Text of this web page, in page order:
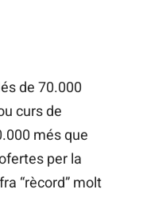
de 70.000
curs de
més que
per la
“rècord” molt